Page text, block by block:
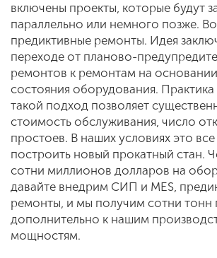
включены проекты, которые будут
параллельно или немного позже.
предиктивные ремонты. Идея
переходе от планово-
ремонтов к ремонтам на
состояния оборудования. Практика
такой подход позволяет
стоимость обслуживания, число
простоев. В наших условиях это
построить новый прокатный стан.
сотни миллионов долларов на
давайте внедрим СИП и MES,
ремонты, и мы получим сотни тонн
дополнительно к нашим
мощностям.